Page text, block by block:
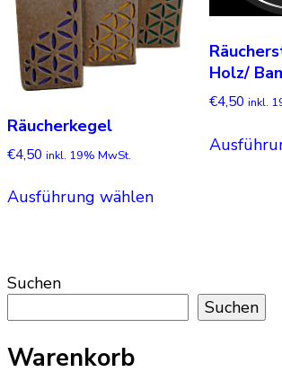
gewählt
werden
Räucherkegel
€4,50 inkl. 19% MwSt.
Ausführung wählenProdukt
Holz/
€4,50 inkl.
Suchen
Suchen
Warenkorb